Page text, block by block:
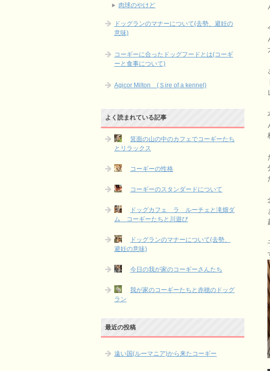
肉球のやけど
ドッグランのマナーについて(去勢、避妊の
意味)
コーギーに合ったドッグフードとは(コーギ
ーと食事について)
Agicor Milton (Ｓire of a kennel)
よく読まれている記事
箕面の山の中のカフェでコーギーたち
とリラックス
コーギーの性格
コーギーのスタンダードについて
ドッグカフェ ラ ルーチェと滝畑ダ
ム コーギーたちと川遊び
ドッグランのマナーについて(去勢、
避妊の意味)
今日の我が家のコーギーさんたち
我が家のコーギーたちと赤穂のドッグ
ラン
最近の投稿
遠い国(ルーマニア)から来たコーギー